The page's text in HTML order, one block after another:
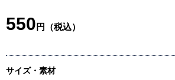
550 円（税込）
サイズ・素材